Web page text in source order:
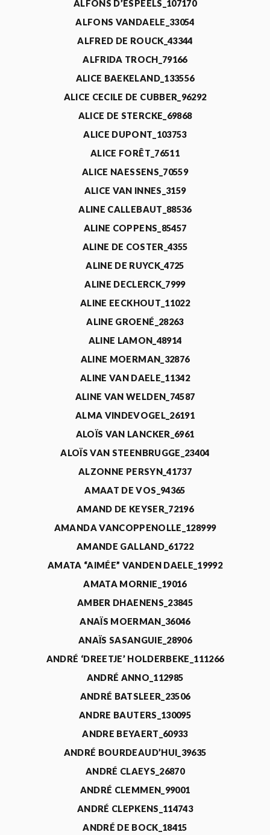
ALFONS D’ESPEELS_107170
ALFONS VANDAELE_33054
ALFRED DE ROUCK_43344
ALFRIDA TROCH_79166
ALICE BAEKELAND_133556
ALICE CECILE DE CUBBER_96292
ALICE DE STERCKE_69868
ALICE DUPONT_103753
ALICE FORÊT_76511
ALICE NAESSENS_70559
ALICE VAN INNES_3159
ALINE CALLEBAUT_88536
ALINE COPPENS_85457
ALINE DE COSTER_4355
ALINE DE RUYCK_4725
ALINE DECLERCK_7999
ALINE EECKHOUT_11022
ALINE GROENÉ_28263
ALINE LAMON_48914
ALINE MOERMAN_32876
ALINE VAN DAELE_11342
ALINE VAN WELDEN_74587
ALMA VINDEVOGEL_26191
ALOÏS VAN LANCKER_6961
ALOÏS VAN STEENBRUGGE_23404
ALZONNE PERSYN_41737
AMAAT DE VOS_94365
AMAND DE KEYSER_72196
AMANDA VANCOPPENOLLE_128999
AMANDE GALLAND_61722
AMATA “AIMÉE” VANDEN DAELE_19992
AMATA MORNIE_19016
AMBER DHAENENS_23845
ANAÏS MOERMAN_36046
ANAÏS SASANGUIE_28906
ANDRÉ ‘DREETJE’ HOLDERBEKE_111266
ANDRÉ ANNO_112985
ANDRÉ BATSLEER_23506
ANDRE BAUTERS_130095
ANDRE BEYAERT_60933
ANDRÉ BOURDEAUD’HUI_39635
ANDRÉ CLAEYS_26870
ANDRÉ CLEMMEN_99001
ANDRÉ CLEPKENS_114743
ANDRÉ DE BOCK_18415